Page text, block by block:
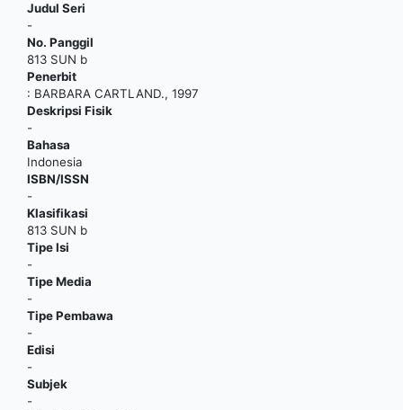
Judul Seri
-
No. Panggil
813 SUN b
Penerbit
: BARBARA CARTLAND., 1997
Deskripsi Fisik
-
Bahasa
Indonesia
ISBN/ISSN
-
Klasifikasi
813 SUN b
Tipe Isi
-
Tipe Media
-
Tipe Pembawa
-
Edisi
-
Subjek
-